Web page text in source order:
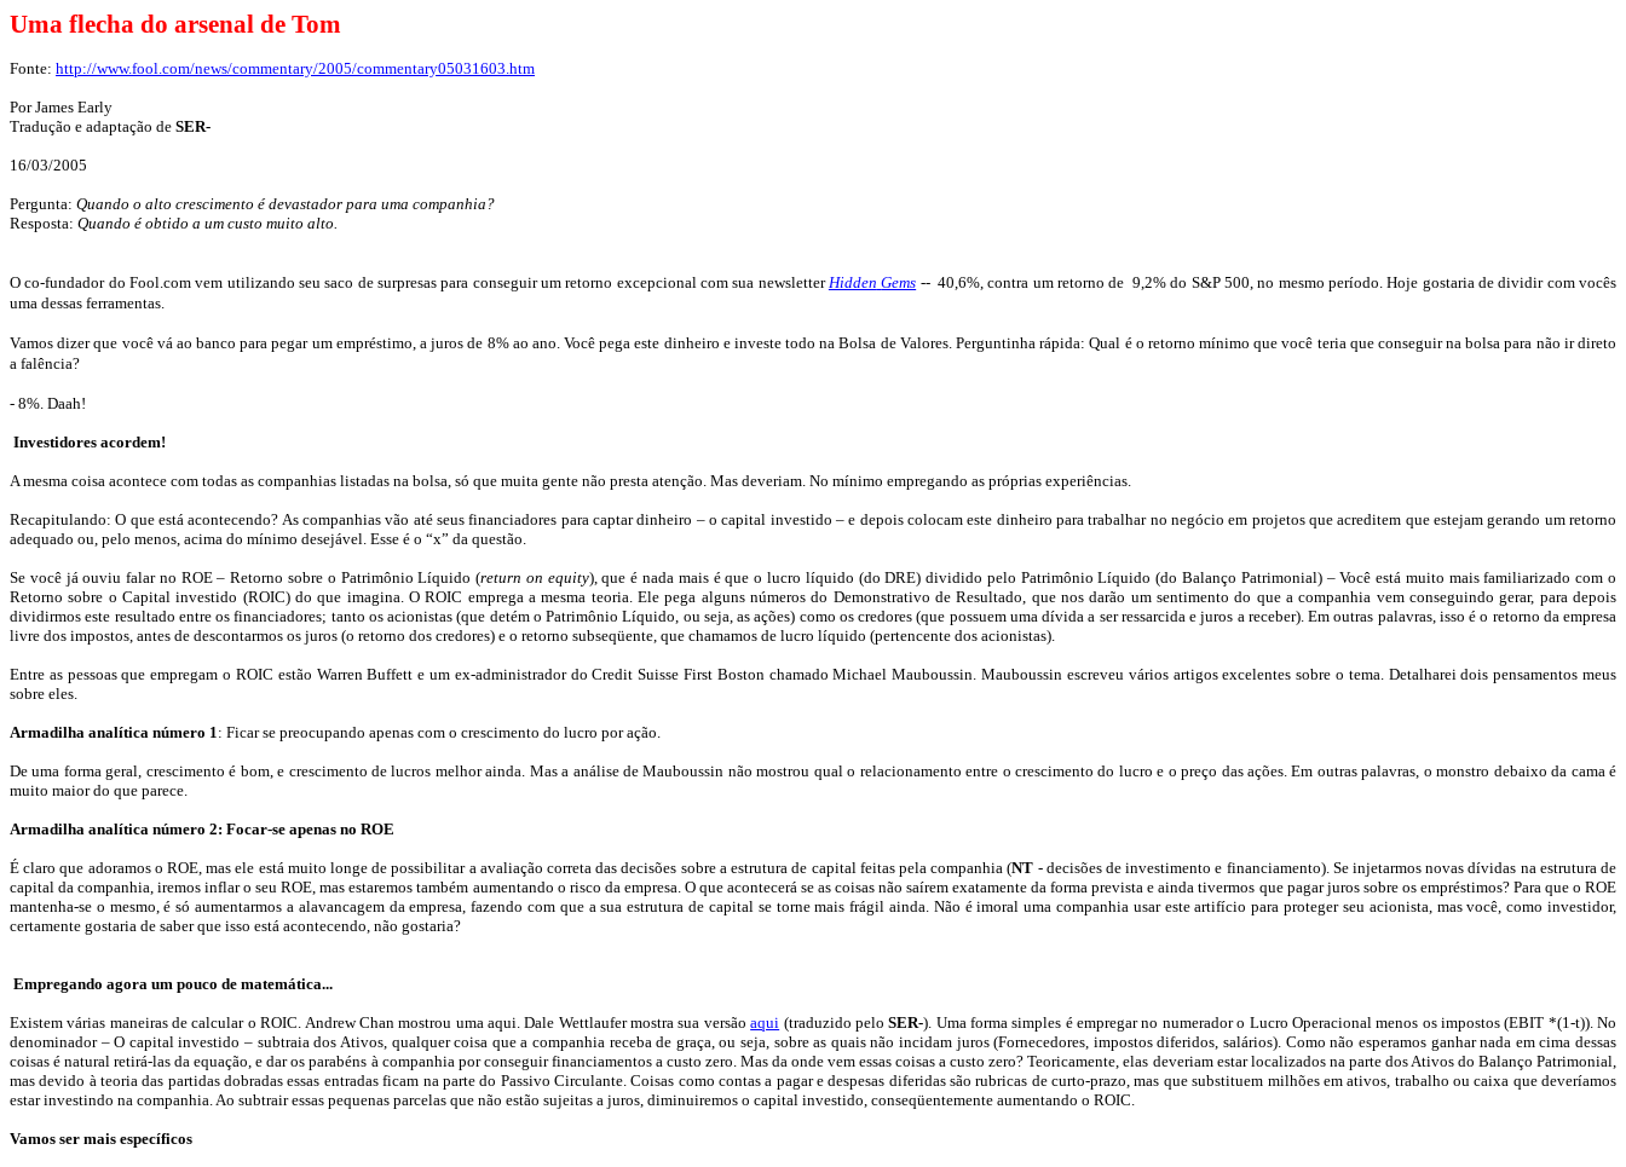
Uma flecha do arsenal de Tom
Fonte: http://www.fool.com/news/commentary/2005/commentary05031603.htm
Por James Early
Tradução e adaptação de SER-
16/03/2005
Pergunta: Quando o alto crescimento é devastador para uma companhia?
Resposta: Quando é obtido a um custo muito alto.
O co-fundador do Fool.com vem utilizando seu saco de surpresas para conseguir um retorno excepcional com sua newsletter Hidden Gems -- 40,6%, contra um retorno de 9,2% do S&P500, no mesmo período. Hoje gostaria de dividir com vocês
uma dessas ferramentas.
Vamos dizer que você vá ao banco para pegar um empréstimo, a juros de 8% ao ano. Você pega este dinheiro e investe todo na Bolsa de Valores. Perguntinha rápida: Qual é o retorno mínimo que você teria que conseguir na bolsa para não ir direto
a falência?
- 8%. Daah!
Investidores acordem!
A mesma coisa acontece com todas as companhias listadas na bolsa, só que muita gente não presta atenção. Mas deveriam. No mínimo empregando as próprias experiências.
Recapitulando: O que está acontecendo? As companhias vão até seus financiadores para captar dinheiro – o capital investido – e depois colocam este dinheiro para trabalhar no negócio em projetos que acreditem que estejam gerando um retorno
adequado ou, pelo menos, acima do mínimo desejável. Esse é o “x” da questão.
Se você já ouviu falar no ROE – Retorno sobre o Patrimônio Líquido (return on equity), que é nada mais é que o lucro líquido (do DRE) dividido pelo Patrimônio Líquido (do Balanço Patrimonial) – Você está muito mais familiarizado com o
Retorno sobre o Capital investido (ROIC) do que imagina. O ROIC emprega a mesma teoria. Ele pega alguns números do Demonstrativo de Resultado, que nos darão um sentimento do que a companhia vem conseguindo gerar, para depois
dividirmos este resultado entre os financiadores; tanto os acionistas (que detém o Patrimônio Líquido, ou seja, as ações) como os credores (que possuem uma dívida a ser ressarcida e juros a receber). Em outras palavras, isso é o retorno da empresa
livre dos impostos, antes de descontarmos os juros (o retorno dos credores) e o retorno subseqüente, que chamamos de lucro líquido (pertencente dos acionistas).
Entre as pessoas que empregam o ROIC estão Warren Buffett e um ex-administrador doCredit Suisse First Boston chamado MichaelMauboussin.Mauboussin escreveu vários artigos excelentes sobre o tema. Detalharei dois pensamentos meus
sobre eles.
Armadilha analítica número 1: Ficar se preocupando apenas com o crescimento do lucro por ação.
De uma forma geral, crescimento é bom, e crescimento de lucros melhor ainda. Mas a análise deMauboussin não mostrou qual o relacionamento entre o crescimento do lucro e o preço das ações. Em outras palavras, o monstro debaixo da cama é
muito maior do que parece.
Armadilha analítica número 2: Focar-se apenas no ROE
É claro que adoramos o ROE, mas ele está muito longe de possibilitar a avaliação correta das decisões sobre a estrutura de capital feitas pela companhia (NT - decisões de investimento e financiamento). Se injetarmos novas dívidas na estrutura de
capital da companhia, iremos inflar o seu ROE, mas estaremos também aumentando o risco da empresa. O que acontecerá se as coisas não saírem exatamente da forma prevista e ainda tivermos que pagar juros sobre os empréstimos? Para que o ROE
mantenha-se o mesmo, é só aumentarmos a alavancagem da empresa, fazendo com que a sua estrutura de capital se torne mais frágil ainda. Não é imoral uma companhia usar este artifício para proteger seu acionista, mas você, como investidor,
certamente gostaria de saber que isso está acontecendo, não gostaria?
Empregando agora um pouco de matemática...
Existem várias maneiras de calcular o ROIC. AndrewChanmostrou uma aqui.Dale Wettlaufermostra sua versãoaqui (traduzido peloSER-). Uma forma simples é empregar no numerador o Lucro Operacional menos os impostos (EBIT *(1-t)). No
denominador – O capital investido – subtraia dos Ativos, qualquer coisa que a companhia receba de graça, ou seja, sobre as quais não incidam juros (Fornecedores, impostos diferidos, salários). Como não esperamos ganhar nada em cima dessas
coisas é natural retirá-las da equação, e dar os parabéns à companhia por conseguir financiamentos a custo zero. Mas da onde vem essas coisas a custo zero? Teoricamente,elas deveriam estar localizados na parte dos Ativos do Balanço Patrimonial,
mas devido à teoria das partidas dobradas essas entradas ficam na parte do Passivo Circulante. Coisas como contas a pagar e despesas diferidas são rubricas de curto-prazo, mas que substituem milhões em ativos, trabalho ou caixa que deveríamos
estar investindo na companhia. Ao subtrair essas pequenas parcelas que não estão sujeitas a juros, diminuiremos o capital investido, conseqüentemente aumentando o ROIC.
Vamos ser mais específicos